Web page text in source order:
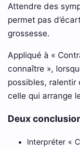
Attendre des
permet pas
grossesse.
Appliqué à «
connaître »,
possibles, ralentir
celle qui arrange
Deux
Interpréter «